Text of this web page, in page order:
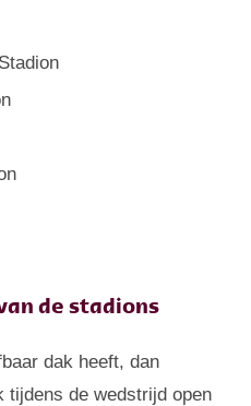
de stadions
dak heeft, dan
tijdens de wedstrijd open